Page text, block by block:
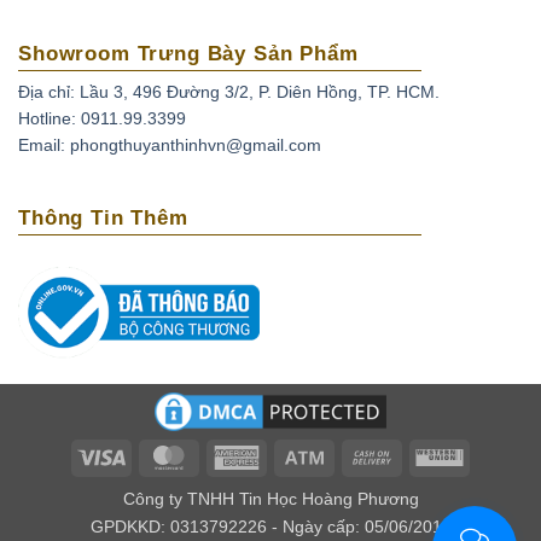
Lịch sử và truyền thuyết của Thạch Anh
Tên gọi Thạch anh vàng – Citrine có nguồn gốc từ cụm từ
“citron” trong tiếng Pháp, mang ý nghĩa là quả chanh.
Người xưa cho rằng mang theo đá thạch anh vàng bên
người sẽ mang lại sự bình yên cho bản thân. Citrine có tác
dụng chống lại nọc của rắn độc và ngăn ngừa ma quỷ xâm
Showroom Trưng Bày Sản Phẩm
Địa chỉ: Lầu 3, 496 Đường 3/2, P. Diên Hồng, TP. HCM.
Hotline: 0911.99.3399
Email: phongthuyanthinhvn@gmail.com
Thông Tin Thêm
Visa MasterCardAmerican
Atm
Cash
Delivery
Western
Công ty TNHH Tin Học Hoàng Phương
GPDKKD: 0313792226 - Ngày cấp: 05/06/2016